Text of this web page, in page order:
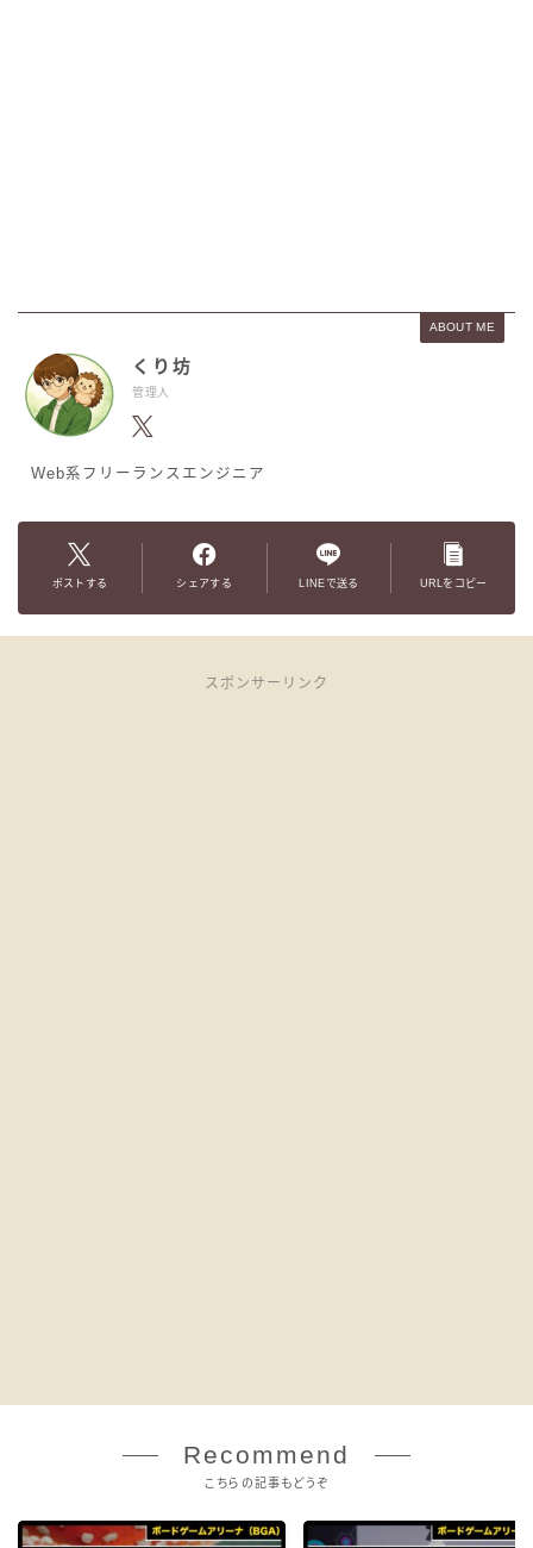
ABOUT ME
くり坊
管理人
Web系フリーランスエンジニア
ポストする シェアする LINEで送る URLをコピー
スポンサーリンク
Recommend
こちらの記事もどうぞ